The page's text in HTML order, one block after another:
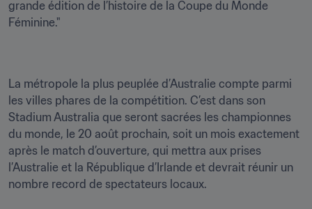
grande édition de l’histoire de la Coupe du Monde
La métropole la plus peuplée d’Australie compte parmi
les villes phares de la compétition. C’est dans son
Stadium Australia que seront sacrées les championnes
du monde, le 20 août prochain, soit un mois exactement
après le match d’ouverture, qui mettra aux prises
l’Australie et la République d’Irlande et devrait réunir un
nombre record de spectateurs locaux.